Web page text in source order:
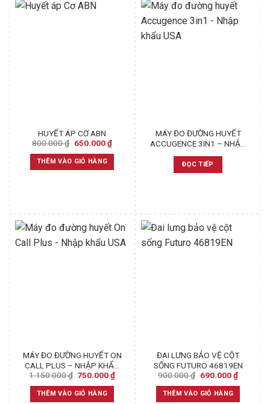
HUYẾT ÁP CƠ ABN
800.000₫ Original
was:
800.000 ₫.
650.000₫Current
price
THÊM VÀO GIỎ HÀNG
MÁY ĐO ĐƯỜNG HUYẾT
ACCUGENCE 3IN1 – NHẬP
ĐỌC TIẾP
MÁY ĐO ĐƯỜNG HUYẾT ON
CALL PLUS – NHẬP KHẨU
USA
1.150.000₫ Original
was:
1.150.000 ₫.
750.000₫Current
THÊM VÀO GIỎ HÀNG
ĐAI LƯNG BẢO VỆ CỘT
SỐNG FUTURO 46819EN
900.000₫ Original
was:
900.000 ₫.
690.000₫Current
price
THÊM VÀO GIỎ HÀNG